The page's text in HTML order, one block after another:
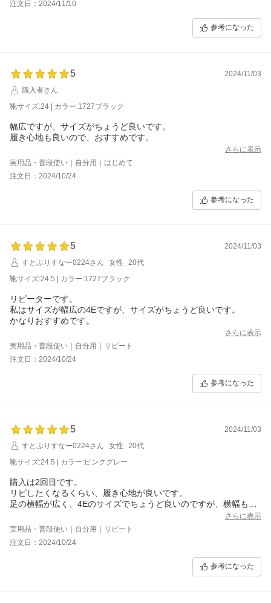
注文日：2024/11/10
参考になった
5
2024/11/03
購入者さん
靴サイズ:24 | カラー:1727ブラック
幅広ですが、サイズがちょうど良いです。
履き心地も良いので、おすすめです。
さらに表示
実用品・普段使い｜自分用｜はじめて
注文日：2024/10/24
参考になった
5
2024/11/03
すとぷりすなー0224さん
女性
20代
靴サイズ:24.5 | カラー:1727ブラック
リピーターです。
私はサイズが幅広の4Eですが、サイズがちょうど良いです。
かなりおすすめです。
さらに表示
実用品・普段使い｜自分用｜リピート
注文日：2024/10/24
参考になった
5
2024/11/03
すとぷりすなー0224さん
女性
20代
靴サイズ:24.5 | カラー:ピンクグレー
購入は2回目です。
リピしたくなるくらい、履き心地が良いです。
足の横幅が広く、4Eのサイズでちょうど良いのですが、横幅も縦
のサイズもちょうど良く、何時間も履いていられるくらいです。
幅広の人におすすめです。
さらに表示
実用品・普段使い｜自分用｜リピート
注文日：2024/10/24
参考になった